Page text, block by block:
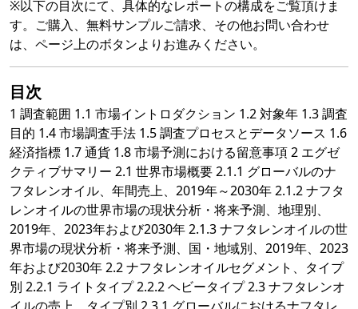
※以下の目次にて、具体的なレポートの構成をご覧頂けま
す。ご購入、無料サンプルご請求、その他お問い合わせ
は、ページ上のボタンよりお進みください。
目次
1 調査範囲 1.1 市場イントロダクション 1.2 対象年 1.3 調査
目的 1.4 市場調査手法 1.5 調査プロセスとデータソース 1.6
経済指標 1.7 通貨 1.8 市場予測における留意事項 2 エグゼ
クティブサマリー 2.1 世界市場概要 2.1.1 グローバルのナ
フタレンオイル、年間売上、2019年～2030年 2.1.2 ナフタ
レンオイルの世界市場の現状分析・将来予測、地理別、
2019年、2023年および2030年 2.1.3 ナフタレンオイルの世
界市場の現状分析・将来予測、国・地域別、2019年、2023
年および2030年 2.2 ナフタレンオイルセグメント、タイプ
別 2.2.1 ライトタイプ 2.2.2 ヘビータイプ 2.3 ナフタレンオ